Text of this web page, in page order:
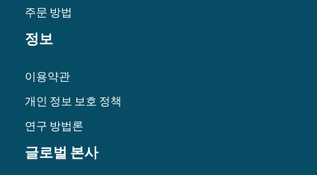
주문 방법
정보
이용약관
개인 정보 보호 정책
연구 방법론
글로벌 본사